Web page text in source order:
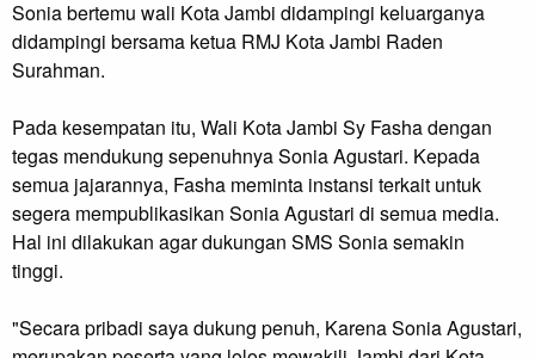
Sonia bertemu wali Kota Jambi didampingi keluarganya
didampingi bersama ketua RMJ Kota Jambi Raden
Surahman.
Pada kesempatan itu, Wali Kota Jambi Sy Fasha dengan
tegas mendukung sepenuhnya Sonia Agustari. Kepada
semua jajarannya, Fasha meminta instansi terkait untuk
segera mempublikasikan Sonia Agustari di semua media.
Hal ini dilakukan agar dukungan SMS Sonia semakin
tinggi.
"Secara pribadi saya dukung penuh, Karena Sonia Agustari,